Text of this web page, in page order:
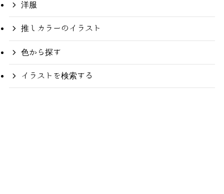
洋服
推しカラーのイラスト
色から探す
イラストを検索する